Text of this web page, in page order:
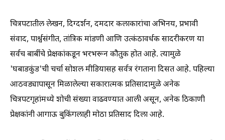
चित्रपटातील लेखन, दिग्दर्शन, दमदार कलाकारांचा अभिनय, प्रभावी
संवाद, पार्श्वसंगीत, तांत्रिक मांडणी आणि उत्कंठावर्धक सादरीकरण या
सर्वच बाबींचे प्रेक्षकांकडून भरभरून कौतुक होत आहे. त्यामुळे
'घबाडकुंड'ची चर्चा सोशल मीडियासह सर्वत्र रंगताना दिसत आहे. पहिल्या
आठवड्यापासून मिळालेल्या सकारात्मक प्रतिसादामुळे अनेक
चित्रपटगृहांमध्ये शोची संख्या वाढवण्यात आली असून, अनेक ठिकाणी
प्रेक्षकांनी आगाऊ बुकिंगलाही मोठा प्रतिसाद दिला आहे.